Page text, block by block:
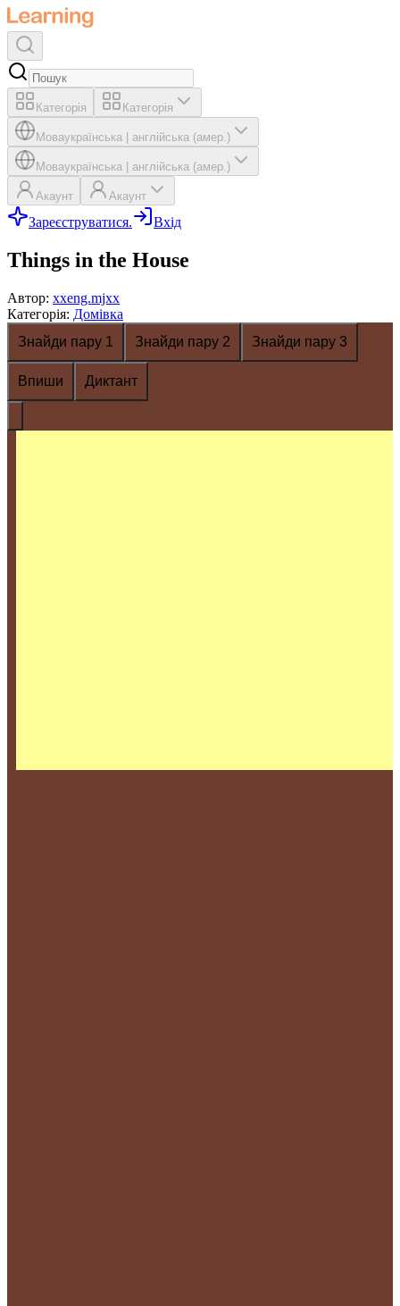
Категорія Категорія
Моваукраїнська англійська (амер.)
Моваукраїнська англійська (амер.)
Акаунт Акаунт
Зареєструватися. Вхід
Things in the House
Автор: xxeng.mjxx
Категорія: Домівка
Знайди пару 1
Знайди пару 2 Знайди пару 3
Впиши Диктант